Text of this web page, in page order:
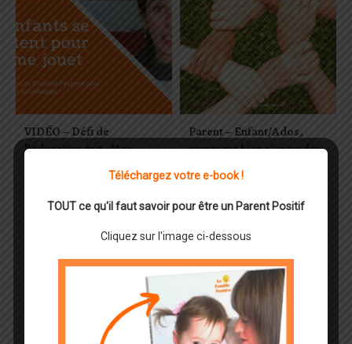
VIDÉO – Défi de
l’éducation #10 : Mes
enfants se disputent pour
Parent – Enfant/Ados,
comment bien s’entendre
dans la famille
Téléchargez votre e-book !
TOUT ce qu'il faut savoir pour être un Parent Positif
Cliquez sur l'image ci-dessous